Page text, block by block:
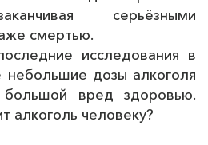
серьёзными
смертью.
исследования в
небольшие дозы алкоголя
большой вред здоровью.
алкоголь человеку?